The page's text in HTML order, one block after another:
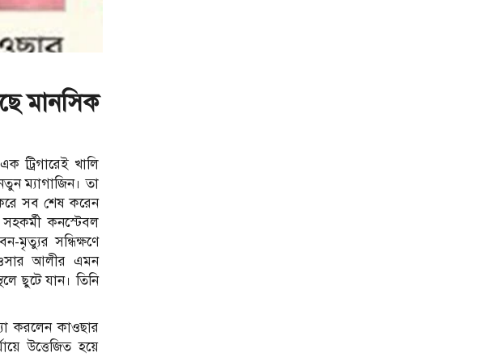
মানসিক
ট্রিগারেই খালি
ম্যাগাজিন। তা
সব শেষ করেন
কনস্টেবল
মৃত্যুর সন্ধিক্ষণে
আলীর এমন
ছুটে যান। তিনি
করলেন কাওছার
উত্তেজিত হয়ে